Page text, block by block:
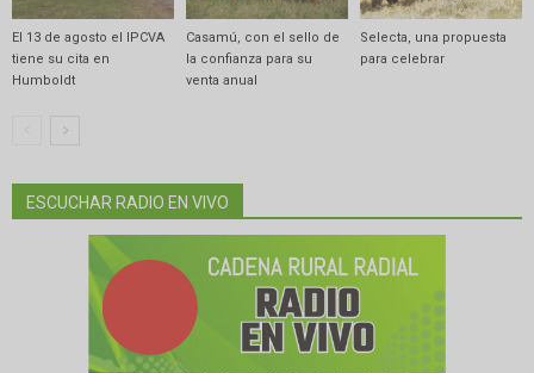
El 13 de agosto el IPCVA
tiene su cita en
Humboldt
Casamú, con el sello de
la confianza para su
venta anual
Selecta, una propuesta
para celebrar
ESCUCHAR RADIO EN VIVO